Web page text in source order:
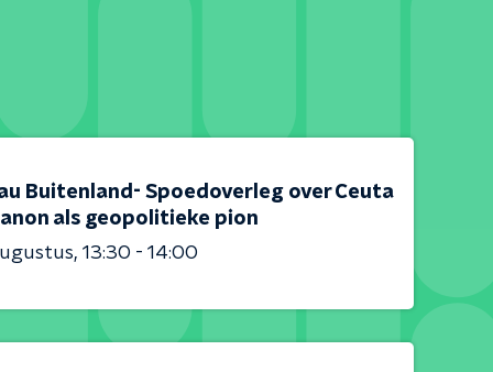
Buitenland- Spoedoverleg over Ceuta
als geopolitieke pion
13:30 - 14:00